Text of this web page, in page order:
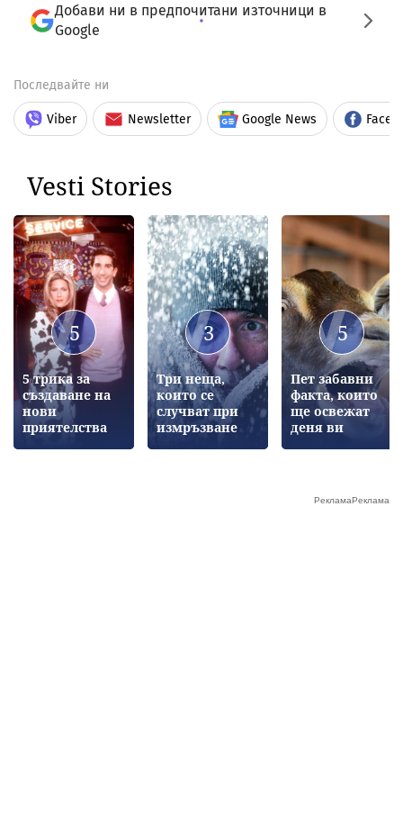
Добави ни в предпочитани източници в
Google
Последвайте ни
Viber Newsletter Google News
Vesti Stories
5
5 трика за
създаване на
нови
приятелства
3
Три неща,
които се
случват при
измръзване
5
Пет забавни
факта, които
ще освежат
деня ви